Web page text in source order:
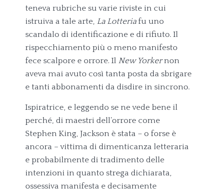
teneva rubriche su varie riviste in cui
istruiva a tale arte, La Lotteriafu uno
scandalo di identificazione e di rifiuto. Il
rispecchiamento più o meno manifesto
fece scalpore e orrore. Il New Yorkernon
aveva mai avuto così tanta posta da sbrigare
e tanti abbonamenti da disdire in sincrono.
Ispiratrice, e leggendo se ne vede bene il
perché, di maestri dell’orrore come
Stephen King, Jackson è stata – o forse è
ancora – vittima di dimenticanza letteraria
e probabilmente di tradimento delle
intenzioni in quanto strega dichiarata,
ossessiva manifesta e decisamente